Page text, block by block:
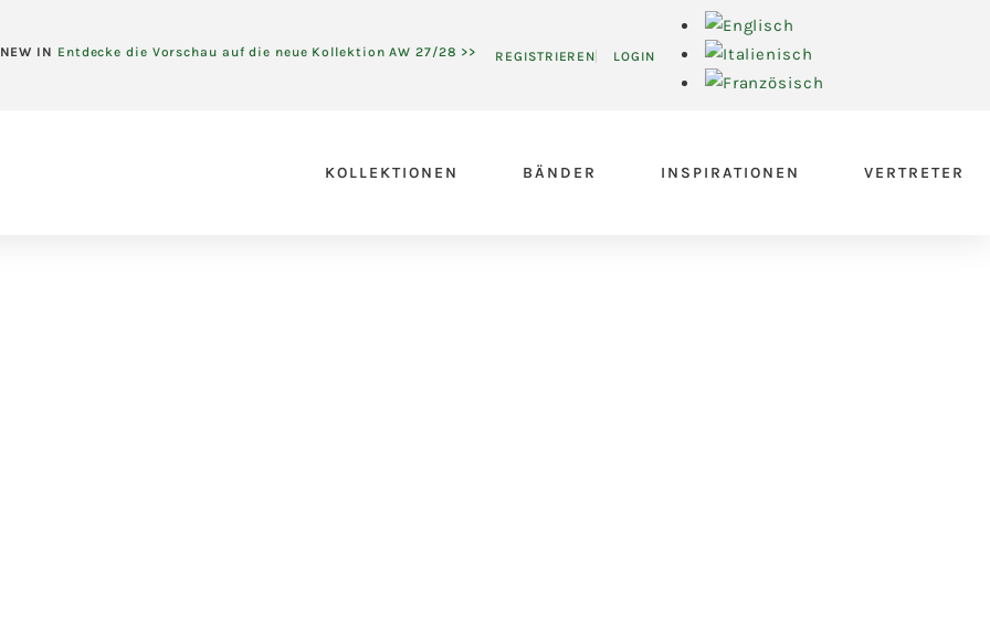
NEW IN Entdecke die Vorschau auf die neue Kollektion AW 27/28 >> REGISTRIEREN LOGIN
KOLLEKTIONEN BÄNDER INSPIRATIONEN VERTRETER